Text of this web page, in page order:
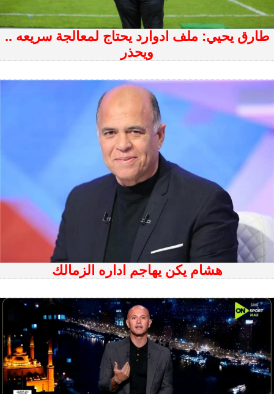
طارق يحيي: ملف ادوارد يحتاج لمعالجة سريعه ..
ويحذر
هشام يكن يهاجم اداره الزمالك